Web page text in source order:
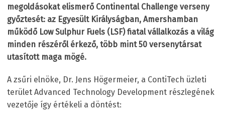
megoldásokat elismerő Continental Challenge verseny
győztesét: az Egyesült Királyságban, Amershamban
működő Low Sulphur Fuels (LSF) fiatal vállalkozás a világ
minden részéről érkező, több mint 50 versenytársat
utasított maga mögé.
A zsűri elnöke, Dr. Jens Högermeier, a ContiTech üzleti
terület Advanced Technology Development részlegének
vezetője így értékeli a döntést: